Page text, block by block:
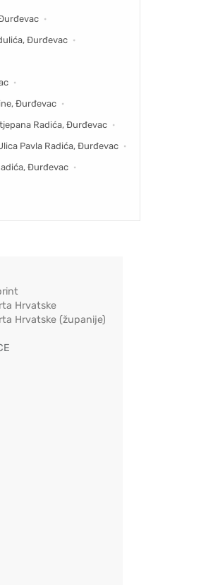
Đurđevac
Đurđevac
Radića, Đurđevac
Pavla Radića, Đurđevac
Đurđevac
Hrvatske
Hrvatske (županije)